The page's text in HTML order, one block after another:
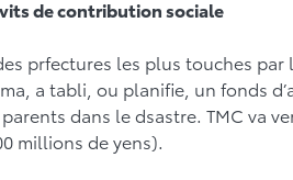
de contribution sociale
prfectures les plus touches
a tabli, ou planifie, un fonds
dans le dsastre. TMC va
millions de yens).